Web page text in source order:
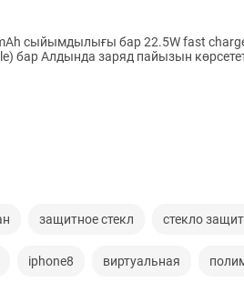
mAh сыйымдылығы бар 22.5W fast
бар Алдында заряд пайызын
защитное стекл стекло
iphone8 виртуальная